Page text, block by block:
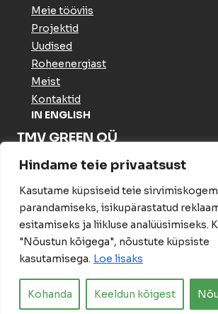
Hindame teie privaatsust
Kasutame küpsiseid teie
parandamiseks, isikupärastatud
esitamiseks ja liikluse analüüsimiseks.
"Nõustun kõigega", nõustute küpsiste
kasutamisega. Loe lisaks
Kohanda Keeldun kõigest
Meie tööviis
Projektid
Uudised
Roheenergiast
Meist
Kontaktid
IN ENGLISH
TMV GREEN OÜ
Tallinn Harju maakond 13517
Arveldusinfo
Privaatsuspoliitika
Jälgi meid
LinkedIn